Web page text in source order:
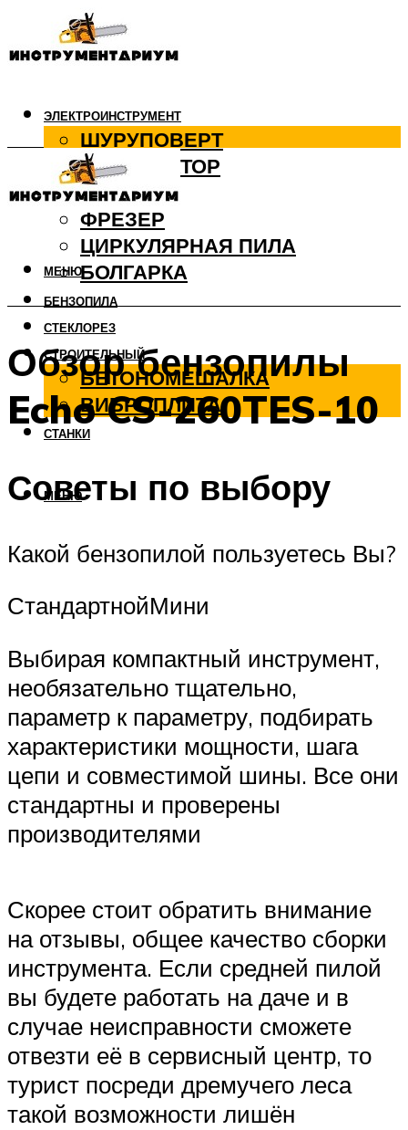
ЭЛЕКТРОИНСТРУМЕНТ
ШУРУПОВЕРТ
ПЕРФОРАТОР
ДРЕЛЬ
ФРЕЗЕР
ЦИРКУЛЯРНАЯ ПИЛА
БОЛГАРКА
БЕНЗОПИЛА
СТЕКЛОРЕЗ
СТРОИТЕЛЬНЫЙ
БЕТОНОМЕШАЛКА
ВИБРОПЛИТА
СТАНКИ
МЕНЮ
МЕНЮ
Обзор бензопилы
Echo CS-260TES-10
Советы по выбору
Какой бензопилой пользуетесь Вы?
СтандартнойМини
Выбирая компактный инструмент,
необязательно тщательно,
параметр к параметру, подбирать
характеристики мощности, шага
цепи и совместимой шины. Все они
стандартны и проверены
производителями
Скорее стоит обратить внимание
на отзывы, общее качество сборки
инструмента. Если средней пилой
вы будете работать на даче и в
случае неисправности сможете
отвезти её в сервисный центр, то
турист посреди дремучего леса
такой возможности лишён